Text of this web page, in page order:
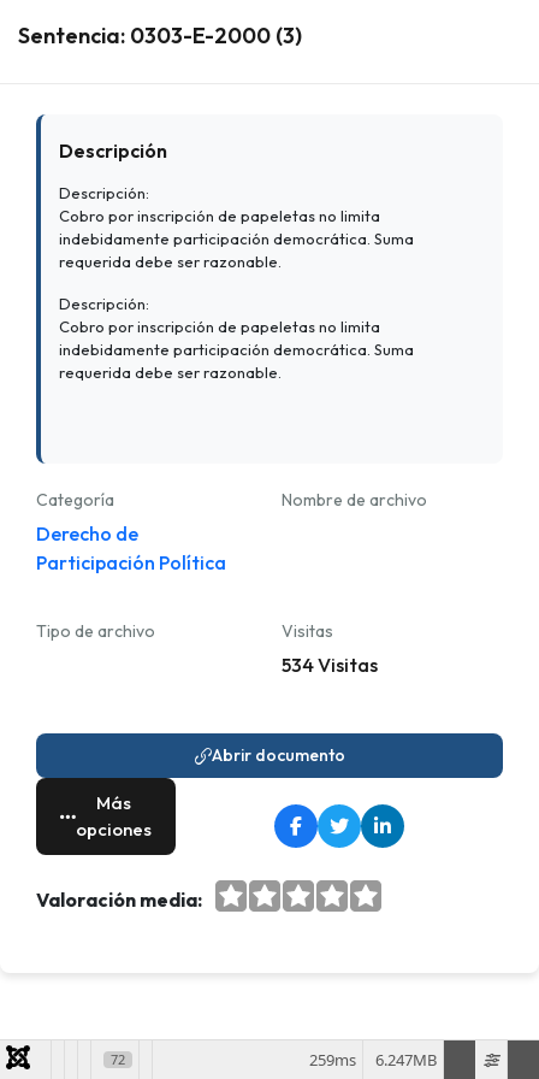
Sentencia: 0303-E-2000 (3)
Descripción
Descripción:
Cobro por inscripción de papeletas no limita
indebidamente participación democrática. Suma
requerida debe ser razonable.
Descripción:
Cobro por inscripción de papeletas no limita
indebidamente participación democrática. Suma
requerida debe ser razonable.
Categoría
Derecho de
Participación Política
Nombre de archivo
Tipo de archivo Visitas
534 Visitas
Abrir documento
Más
opciones
Valoración media:
72 6.247MB
259ms